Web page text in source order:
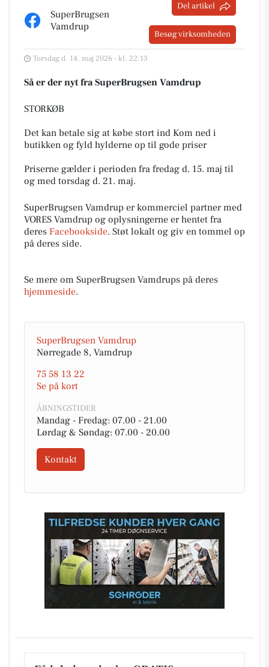
SuperBrugsen
Vamdrup
Del artikel
Besøg virksomheden
Torsdag d. 14. maj 2026 - kl. 22:13
Så er der nyt fra SuperBrugsen Vamdrup
STORKØB
Det kan betale sig at købe stort ind Kom ned i
butikken og fyld hylderne op til gode priser
Priserne gælder i perioden fra fredag d. 15. maj til
og med torsdag d. 21. maj.
SuperBrugsen Vamdrup er kommerciel partner med
VORES Vamdrup og oplysningerne er hentet fra
deres Facebookside. Støt lokalt og giv en tommel op
på deres side.
Se mere om SuperBrugsen Vamdrups på deres
hjemmeside.
SuperBrugsen Vamdrup
Nørregade 8, Vamdrup
75 58 13 22
Se på kort
ÅBNINGSTIDER
Mandag - Fredag: 07.00 - 21.00
Lørdag & Søndag: 07.00 - 20.00
Kontakt